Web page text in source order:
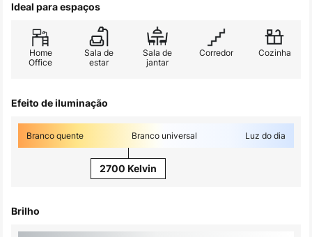
Ideal para espaços
Home
Office
Sala de
estar
Sala de
jantar
Corredor Cozinha
Efeito de iluminação
Branco quente Branco universal Luz do dia
2700 Kelvin
Brilho